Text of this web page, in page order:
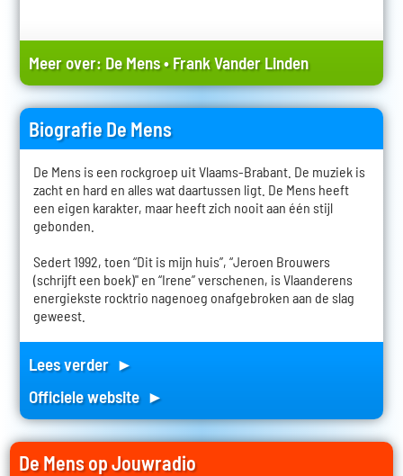
Meer over: De Mens•Frank Vander Linden
Biografie De Mens
De Mens is een rockgroep uit Vlaams-Brabant. De muziek is
zacht en hard en alles wat daartussen ligt. De Mens heeft
een eigen karakter, maar heeft zich nooit aan één stijl
gebonden.
Sedert 1992, toen “Dit is mijn huis”, “Jeroen Brouwers
(schrijft een boek)" en “Irene” verschenen, is Vlaanderens
energiekste rocktrio nagenoeg onafgebroken aan de slag
geweest.
Lees verder ►
Officiele website ►
De Mens op Jouwradio